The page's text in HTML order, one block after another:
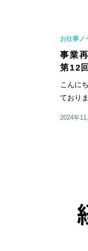
お仕事ノ
事業
第12
こんに
ており
2024年